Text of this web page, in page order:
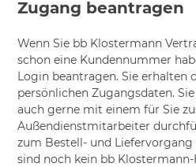
Zugang beantragen
Wenn Sie bb Klostermann
schon eine Kundennummer
Login beantragen. Sie erhalten
persönlichen Zugangsdaten.
auch gerne mit einem für Sie
Außendienstmitarbeiter
zum Bestell- und
sind noch kein bb